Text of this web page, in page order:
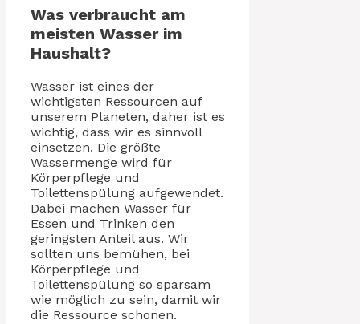
Was verbraucht am
meisten Wasser im
Haushalt?
Wasser ist eines der
wichtigsten Ressourcen auf
unserem Planeten, daher ist es
wichtig, dass wir es sinnvoll
einsetzen. Die größte
Wassermenge wird für
Körperpflege und
Toilettenspülung aufgewendet.
Dabei machen Wasser für
Essen und Trinken den
geringsten Anteil aus. Wir
sollten uns bemühen, bei
Körperpflege und
Toilettenspülung so sparsam
wie möglich zu sein, damit wir
die Ressource schonen.